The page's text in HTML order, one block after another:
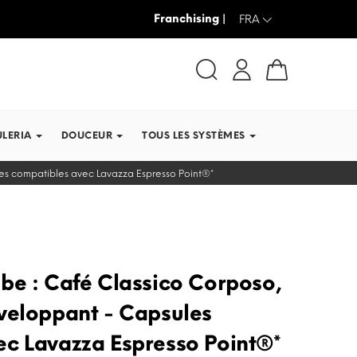
JUSQU’À -30% + LIVRAISON
Franchising | FRA
DOUCEUR TOUS LES SYSTÈMES
compatibles avec Lavazza Espresso Point®*
: Café Classico Corposo,
- Capsules
Lavazza Espresso Point®*